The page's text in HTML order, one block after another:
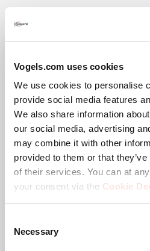
Vogels.com uses cookies
We use cookies to personalise
provide social media features
We also share information
our social media, advertising
may combine it with other
provided to them or that
of their services. You can at
your consent via the Cookie
Selection
Necessary
Adaptation de la hauteur (mm)
Télécommandé
Charge max. (kg) 140
Dimensions max. écran (pouce)
Dimensions min. écran (pouce) 55
Anti-Collision